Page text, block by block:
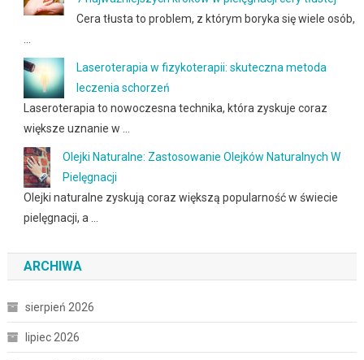
Cera tłusta to problem, z którym boryka się wiele osób,
Laseroterapia w fizykoterapii: skuteczna metoda
leczenia schorzeń
Laseroterapia to nowoczesna technika, która zyskuje coraz
większe uznanie w …
Olejki Naturalne: Zastosowanie Olejków Naturalnych W
Pielęgnacji
Olejki naturalne zyskują coraz większą popularność w świecie
pielęgnacji, a …
ARCHIWA
sierpień 2026
lipiec 2026